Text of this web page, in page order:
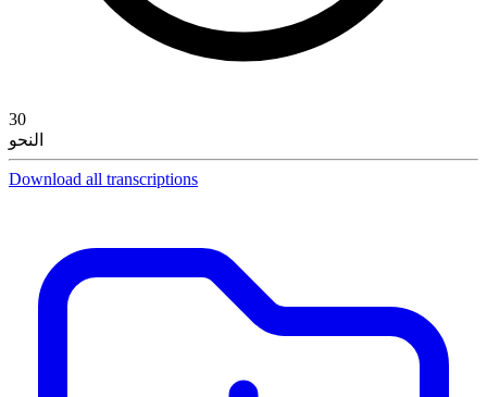
30
النحو
Download all transcriptions